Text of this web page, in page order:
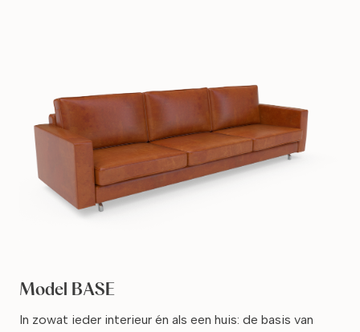
Model BASE
In zowat ieder interieur én als een huis: de basis van